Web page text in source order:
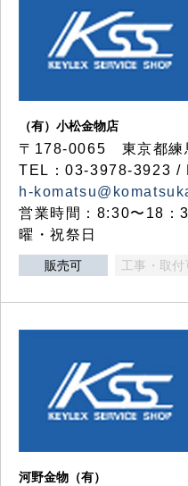
（有）小松金物店
〒178-0065 東京都練
TEL：03-3978-3923 /
h-
営業時間：8:30〜18：
曜・祝祭日
販売可 工事・取付
河野金物（有）